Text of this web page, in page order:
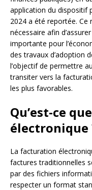
application du dispositif
2024 a été reportée.
nécessaire afin
importante pour
des travaux d’adoption
l’objectif de permettre
transiter vers la
les plus favorables.
Qu’est-ce
électronique
La facturation
factures traditionnelles
par des fichiers
respecter un format